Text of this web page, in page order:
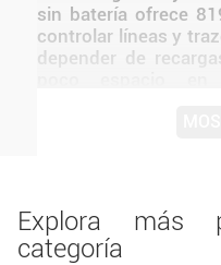
sin batería ofrece
controlar líneas y
depender de
portabilidad.
Explora más
categoría